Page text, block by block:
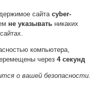
сайта cyber-
не указывать никаких
компьютера,
через 4секунд
о вашей безопасности.